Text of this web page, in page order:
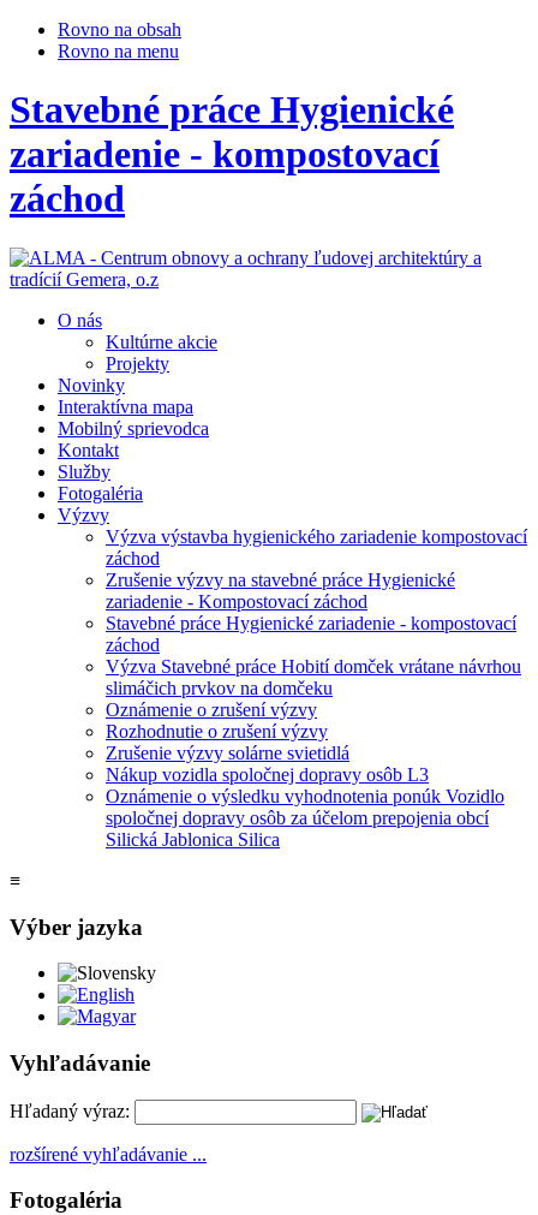
Rovno na obsah
Rovno na menu
Stavebné práce Hygienické
zariadenie - kompostovací
záchod
O nás
Kultúrne akcie
Projekty
Novinky
Interaktívna mapa
Mobilný sprievodca
Kontakt
Služby
Fotogaléria
Výzvy
Výzva výstavba hygienického zariadenie kompostovací
záchod
Zrušenie výzvy na stavebné práce Hygienické
zariadenie - Kompostovací záchod
Stavebné práce Hygienické zariadenie - kompostovací
záchod
Výzva Stavebné práce Hobití domček vrátane návrhou
slimáčich prvkov na domčeku
Oznámenie o zrušení výzvy
Rozhodnutie o zrušení výzvy
Zrušenie výzvy solárne svietidlá
Nákup vozidla spoločnej dopravy osôb L3
Oznámenie o výsledku vyhodnotenia ponúk Vozidlo
spoločnej dopravy osôb za účelom prepojenia obcí
Silická Jablonica Silica
≡
Výber jazyka
Slovensky
Magyar
Vyhľadávanie
Hľadaný výraz:
rozšírené vyhľadávanie ...
Fotogaléria